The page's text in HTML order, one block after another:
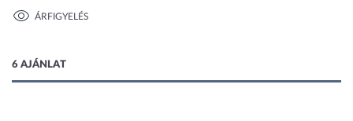
ÁRFIGYELÉS
6 AJÁNLAT